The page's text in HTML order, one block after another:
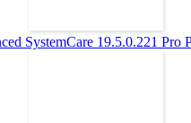
SystemCare 19.5.0.221 Pro